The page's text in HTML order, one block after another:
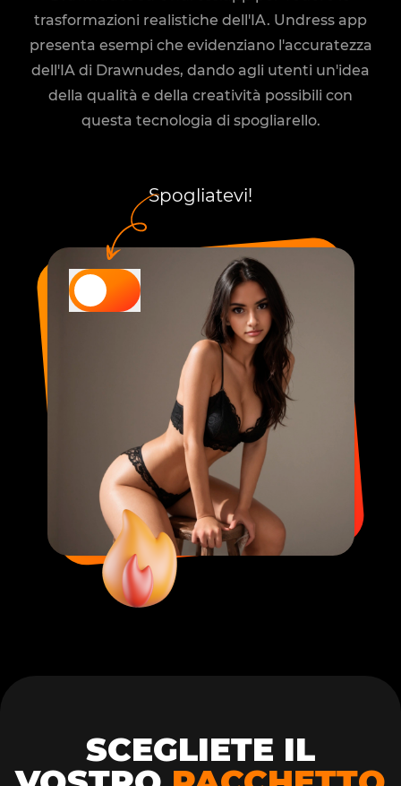
trasformazioni realistiche dell'IA. Undress app
presenta esempi che evidenziano l'accuratezza
dell'IA di Drawnudes, dando agli utenti un'idea
della qualità e della creatività possibili con
questa tecnologia di spogliarello.
Spogliatevi!
SCEGLIETE IL